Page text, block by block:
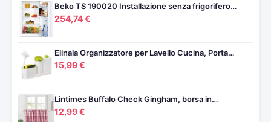
Beko TS 190020 Installazione senza frigorifero…
254,74 €
Elinala Organizzatore per Lavello Cucina, Porta…
15,99 €
Lintimes Buffalo Check Gingham, borsa in…
12,99 €